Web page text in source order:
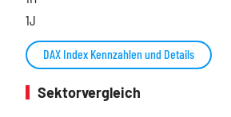
1J
DAX Index Kennzahlen und Details
Sektorvergleich